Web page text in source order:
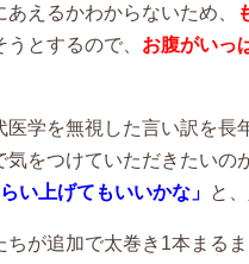
えるかわからないため、
とするので、 お腹がいっ
医学を無視した言い訳を
をつけていただきたいの
い上げてもいいかな」 と
が追加で太巻き1本まる